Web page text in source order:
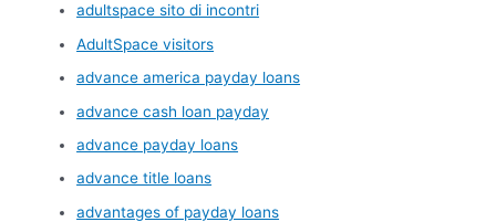
adultspace sito di incontri
AdultSpace visitors
advance america payday loans
advance cash loan payday
advance payday loans
advance title loans
advantages of payday loans